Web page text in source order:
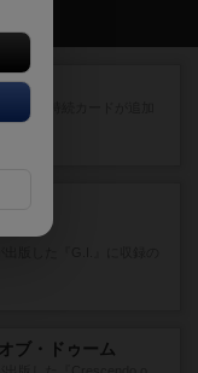
、主に持続カードが追加
ミニ...
ブ・ドゥーム